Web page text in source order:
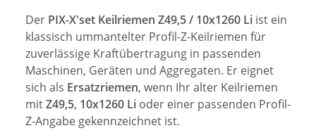
Der PIX-X'set Keilriemen Z49,5 / 10x1260 Li ist ein
klassisch ummantelter Profil-Z-Keilriemen für
zuverlässige Kraftübertragung in passenden
Maschinen, Geräten und Aggregaten. Er eignet
sich als Ersatzriemen, wenn Ihr alter Keilriemen
mitZ49,5, 10x1260 Li oder einer passenden Profil-
Z-Angabe gekennzeichnet ist.